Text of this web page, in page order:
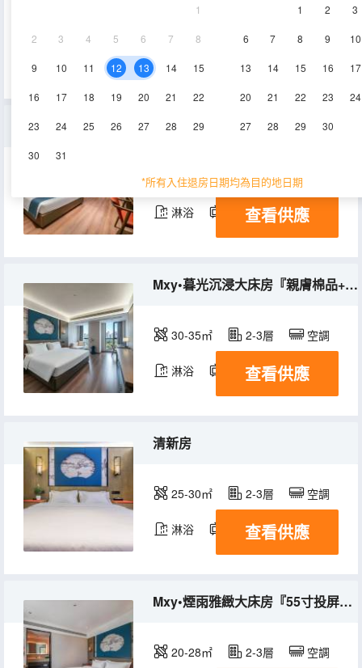
1
2 3 4 5 6 7 8
9 10 11 12 13 14 15
16 17 18 19 20 21 22
23 24 25 26 27 28 29
30 31
1
2 3
6 7 8 9 10
13 14 15 16 17
20 21 22 23 24
27 28 29 30
*所有入住退房日期均為目的地日期
30-35㎡ 空調
20-25㎡ 3層 空調
淋浴 電視機
查看供應
Mxy•暮光沉浸大床房『親膚棉品+遮光簾+深睡乳膠墊 』
30-35㎡ 2-3層 空調
淋浴 電視機
查看供應
清新房
25-30㎡ 2-3層 空調
淋浴 電視機
查看供應
Mxy•煙雨雅緻大床房『55寸投屏+乾濕分區+乳膠床墊 』
20-28㎡ 2-3層 空調